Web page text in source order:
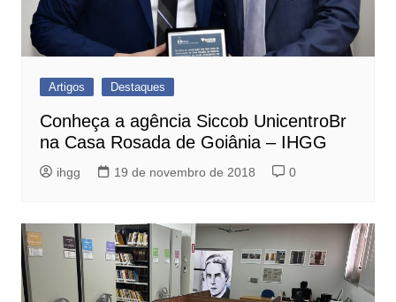
Artigos Destaques
Conheça a agência Siccob UnicentroBr
na Casa Rosada de Goiânia – IHGG
ihgg 19 de novembro de 2018 0